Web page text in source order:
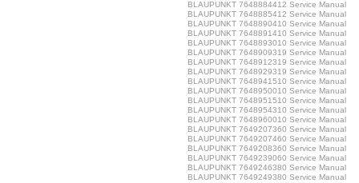
BLAUPUNKT 7648884412 Service Manual
BLAUPUNKT 7648885412 Service Manual
BLAUPUNKT 7648890410 Service Manual
BLAUPUNKT 7648891410 Service Manual
BLAUPUNKT 7648893010 Service Manual
BLAUPUNKT 7648909319 Service Manual
BLAUPUNKT 7648912319 Service Manual
BLAUPUNKT 7648929319 Service Manual
BLAUPUNKT 7648941510 Service Manual
BLAUPUNKT 7648950010 Service Manual
BLAUPUNKT 7648951510 Service Manual
BLAUPUNKT 7648954310 Service Manual
BLAUPUNKT 7648960010 Service Manual
BLAUPUNKT 7649207360 Service Manual
BLAUPUNKT 7649207460 Service Manual
BLAUPUNKT 7649208360 Service Manual
BLAUPUNKT 7649239060 Service Manual
BLAUPUNKT 7649246380 Service Manual
BLAUPUNKT 7649249380 Service Manual